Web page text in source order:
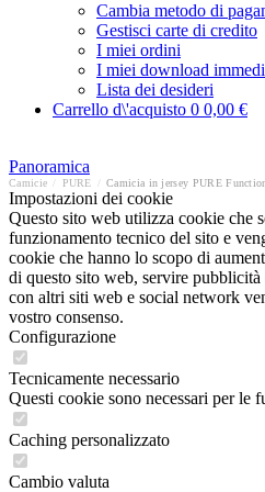
Cambia metodo di
Gestisci carte di credito
I miei ordini
I miei download
Lista dei desideri
Carrello d\'acquisto 0 0,00 €
Panoramica
Camicie PURE Camicia in jersey PURE
Impostazioni dei cookie
Questo sito web utilizza cookie che
funzionamento tecnico del sito e
cookie che hanno lo scopo di
di questo sito web, servire
con altri siti web e social network
vostro consenso.
Configurazione
Tecnicamente necessario
Questi cookie sono necessari per le
Caching personalizzato
Cambio valuta